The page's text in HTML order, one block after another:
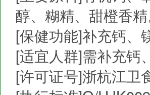
醇、糊精、甜橙香精
[保健功能]补充钙、
[适宜人群]需补充钙
[许可证号]浙杭江卫